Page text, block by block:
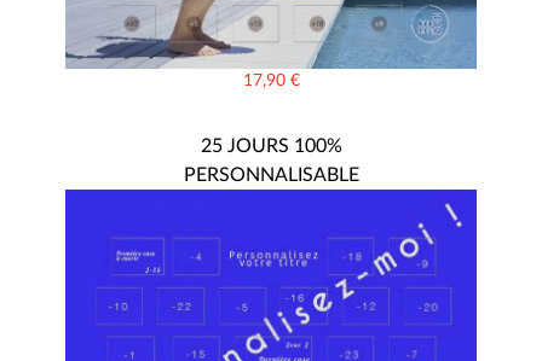
17,90 €
25 JOURS 100%
PERSONNALISABLE